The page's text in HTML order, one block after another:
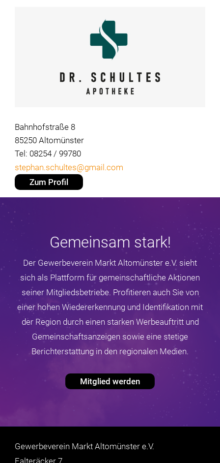
Bahnhofstraße 8
85250 Altomünster
Tel: 08254 / 99780
stephan.schultes@gmail.com
Zum Profil
Gemeinsam stark!
Der Gewerbeverein Markt Altomünster e.V. sieht
sich als Plattform für gemeinschaftliche Aktionen
seiner Mitgliedsbetriebe. Profitieren auch Sie von
einer hohen Wiedererkennung und Identifikation mit
der Region durch einen starken Werbeauftritt und
Gemeinschaftsanzeigen sowie eine stetige
Berichterstattung in den regionalen Medien.
Mitglied werden
Gewerbeverein Markt Altomünster e.V.
Falteräcker 7